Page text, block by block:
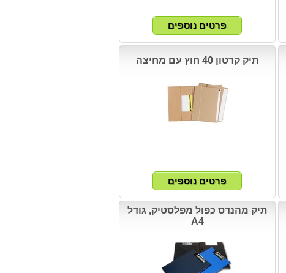
תיק קרטון 40 חוץ עם מחיצה
תיק מהנדס כפול מפלסטיק, גודל
A4